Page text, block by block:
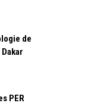
de
PER